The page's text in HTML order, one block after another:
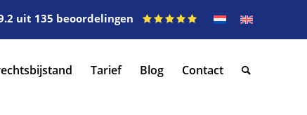
uit 135 beoordelingen
Tarief Blog Contact